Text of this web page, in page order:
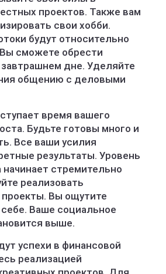
проектов. Также вам
свои хобби.
будут относительно
сможете обрести
дне. Уделяйте
общению с деловыми
время вашего
Будьте готовы много и
Все ваши усилия
результаты. Уровень
стремительно
реализовать
Вы ощутите
Ваше социальное
выше.
успехи в финансовой
реализацией